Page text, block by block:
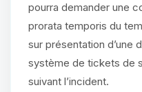
pourra demander une
prorata temporis du
sur présentation d’une
système de tickets de
suivant l’incident.